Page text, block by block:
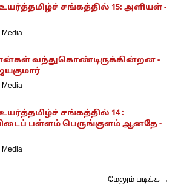
சங்கத்தில் 15: அளியள் -
Media
வந்துகொண்டிருக்கின்றன -
Media
சங்கத்தில் 14 :
பள்ளம் பெருங்குளம் ஆனதே -
Media
மேலும் படிக்க →